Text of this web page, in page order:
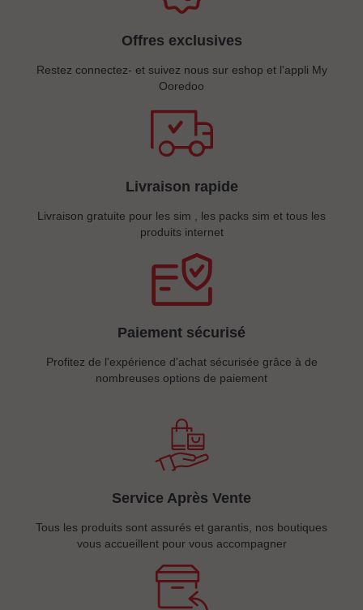
Offres exclusives
Restez connectez- et suivez nous sur eshop et l'appli My
Ooredoo
Livraison rapide
Livraison gratuite pour les sim , les packs sim et tous les
produits internet
Paiement sécurisé
Profitez de l'expérience d'achat sécurisée grâce à de
nombreuses options de paiement
Service Après Vente
Tous les produits sont assurés et garantis, nos boutiques
vous accueillent pour vous accompagner